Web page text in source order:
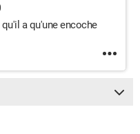
a qu'une encoche